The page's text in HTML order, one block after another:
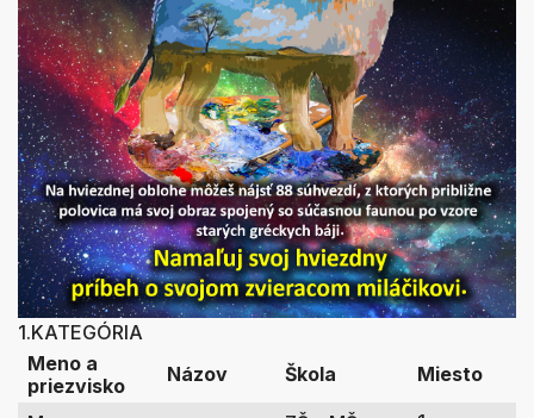
1.KATEGÓRIA
Meno a
priezvisko
Názov Škola Miesto